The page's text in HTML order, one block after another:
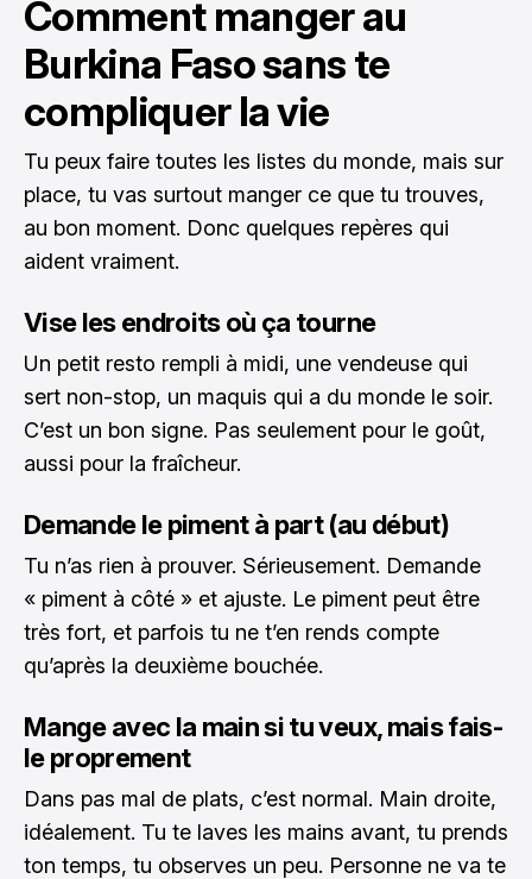
Comment manger au
Burkina Faso sans te
compliquer la vie
Tu peux faire toutes les listes du monde, mais sur
place, tu vas surtout manger ce que tu trouves,
au bon moment. Donc quelques repères qui
aident vraiment.
Vise les endroits où ça tourne
Un petit resto rempli à midi, une vendeuse qui
sert non-stop, un maquis qui a du monde le soir.
C’est un bon signe. Pas seulement pour le goût,
aussi pour la fraîcheur.
Demande le piment à part (au début)
Tu n’as rien à prouver. Sérieusement. Demande
« piment à côté » et ajuste. Le piment peut être
très fort, et parfois tu ne t’en rends compte
qu’après la deuxième bouchée.
Mange avec la main si tu veux, mais fais-
le proprement
Dans pas mal de plats, c’est normal. Main droite,
idéalement. Tu te laves les mains avant, tu prends
ton temps, tu observes un peu. Personne ne va te